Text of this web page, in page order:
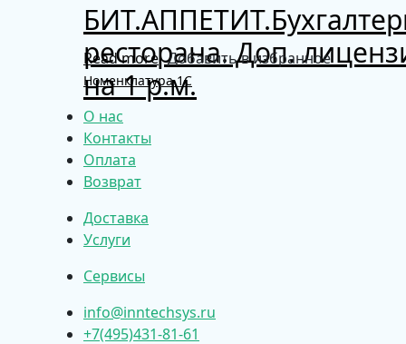
ресторана. Доп.
на 1 р.м.
Read more Добавить в избранное
Номенклатура 1С
О нас
Контакты
Оплата
Возврат
Доставка
Услуги
Сервисы
info@inntechsys.ru
+7(495)431-81-61